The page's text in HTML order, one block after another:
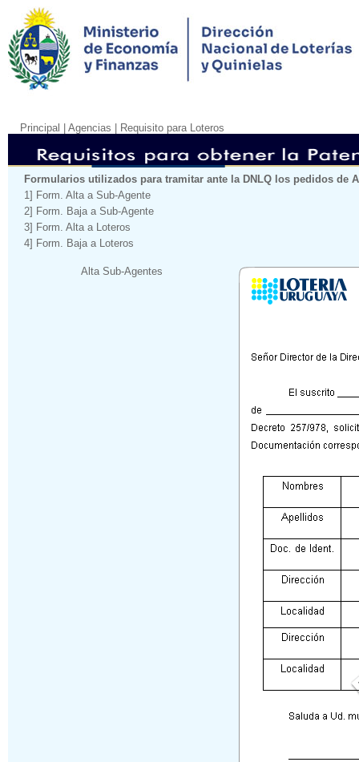
Principal | Agencias | Requisito para Loteros
Formularios utilizados para tramitar ante la DNLQ los pedidos de
1] Form. Alta a Sub-Agente
2] Form. Baja a Sub-Agente
3] Form. Alta a Loteros
4] Form. Baja a Loteros
Alta Sub-Agentes